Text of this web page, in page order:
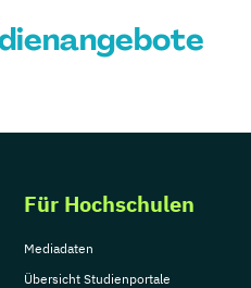
Für Hochschulen
Mediadaten
Übersicht Studienportale